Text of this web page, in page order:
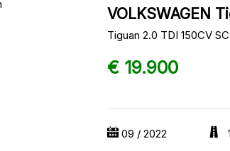
VOLKSWAGEN
Tiguan 2.0 TDI 150CV
€ 19.900
09 / 2022